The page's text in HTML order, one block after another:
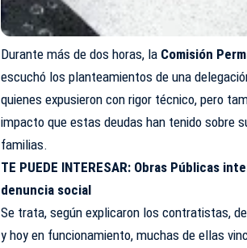
Durante más de dos horas, la Comisión
escuchó los planteamientos de una
quienes expusieron con rigor técnico, pero
impacto que estas deudas han tenido sobre
familias.
TE PUEDE INTERESAR: Obras Públicas
denuncia social
Se trata, según explicaron los contratistas,
y hoy en funcionamiento, muchas de ellas